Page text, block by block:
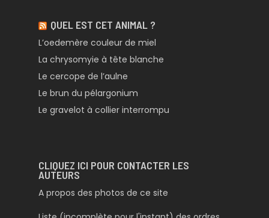
QUEL EST CET ANIMAL ?
L’oedemère couleur de miel
La chrysomyie à tête blanche
Le cercope de l’aulne
Le brun du pélargonium
Le gravelot à collier interrompu
CLIQUEZ ICI POUR CONTACTER LES
AUTEURS
A propos des photos de ce site